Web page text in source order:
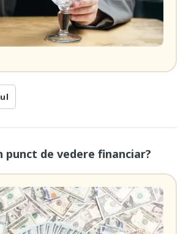
punct de vedere financiar?